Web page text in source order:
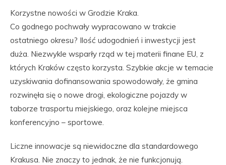
Korzystne nowości w Grodzie Kraka.
Co godnego pochwały wypracowano w trakcie
ostatniego okresu? Ilość udogodnień i inwestycji jest
duża. Niezwykle wsparły rząd w tej materii finane EU, z
których Kraków często korzysta. Szybkie akcje w temacie
uzyskiwania dofinansowania spowodowały, że gmina
rozwinęła się o nowe drogi, ekologiczne pojazdy w
taborze trasportu miejskiego, oraz kolejne miejsca
konferencyjno – sportowe.
Liczne innowacje są niewidoczne dla standardowego
Krakusa. Nie znaczy to jednak, że nie funkcjonują.